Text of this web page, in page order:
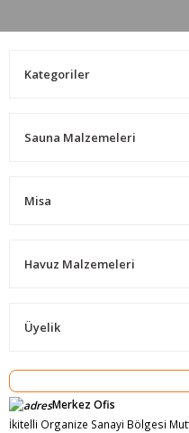
Kategoriler
Sauna Malzemeleri
Misa
Havuz Malzemeleri
Üyelik
Merkez Ofis
İkitelli Organize Sanayi Bölgesi